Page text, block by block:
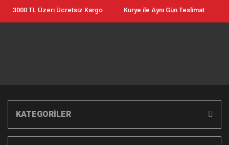
3000 TL Üzeri Ücretsiz Kargo Kurye ile Aynı Gün Teslimat
KATEGORİLER